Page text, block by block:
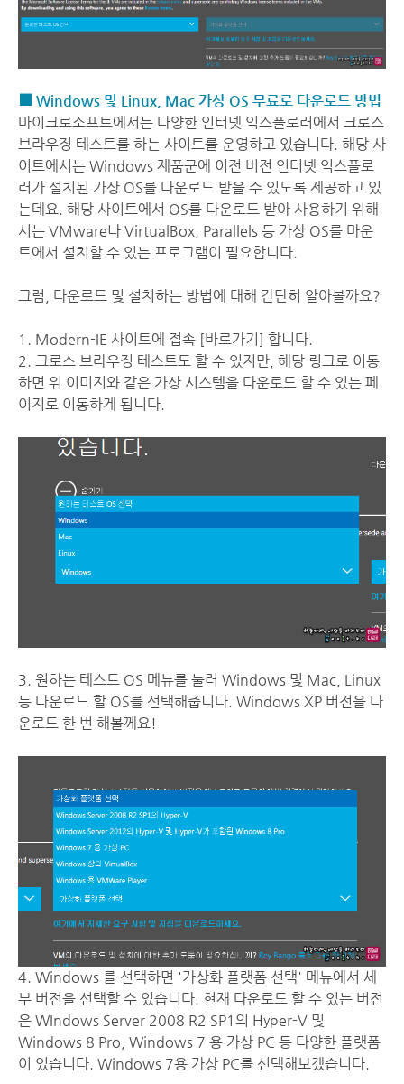
■ Windows 및 Linux, Mac 가상 OS 무료로 다운로드 방법
마이크로소프트에서는 다양한 인터넷 익스플로러에서 크로스
브라우징 테스트를 하는 사이트를 운영하고 있습니다. 해당 사
이트에서는 Windows 제품군에 이전 버전 인터넷 익스플로
러가 설치된 가상 OS를 다운로드 받을 수 있도록 제공하고 있
는데요. 해당 사이트에서 OS를 다운로드 받아 사용하기 위해
서는 VMware나 VirtualBox, Parallels 등 가상 OS를 마운
트에서 설치할 수 있는 프로그램이 필요합니다.
그럼, 다운로드 및 설치하는 방법에 대해 간단히 알아볼까요?
1. Modern-IE 사이트에 접속 [바로가기] 합니다.
2. 크로스 브라우징 테스트도 할 수 있지만, 해당 링크로 이동
하면 위 이미지와 같은 가상 시스템을 다운로드 할 수 있는 페
이지로 이동하게 됩니다.
3. 원하는 테스트 OS 메뉴를 눌러 Windows 및 Mac, Linux
등 다운로드 할 OS를 선택해줍니다. Windows XP 버전을 다
운로드 한 번 해볼께요!
4. Windows 를 선택하면 '가상화 플랫폼 선택' 메뉴에서 세
부 버전을 선택할 수 있습니다. 현재 다운로드 할 수 있는 버전
은 WIndows Server 2008 R2 SP1의 Hyper-V 및
Windows 8 Pro, Windows 7 용 가상 PC 등 다양한 플랫폼
이 있습니다. Windows 7용 가상 PC를 선택해보겠습니다.